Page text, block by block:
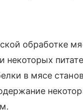
обработке
некоторых
в мясе